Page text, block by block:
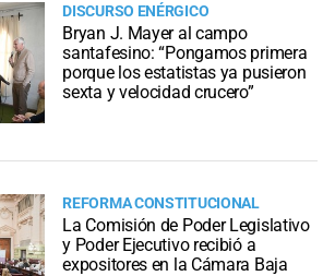
DISCURSO ENÉRGICO
Bryan J. Mayer al campo
santafesino: “Pongamos primera
porque los estatistas ya pusieron
sexta y velocidad crucero”
REFORMA CONSTITUCIONAL
La Comisión de Poder Legislativo
y Poder Ejecutivo recibió a
expositores en la Cámara Baja